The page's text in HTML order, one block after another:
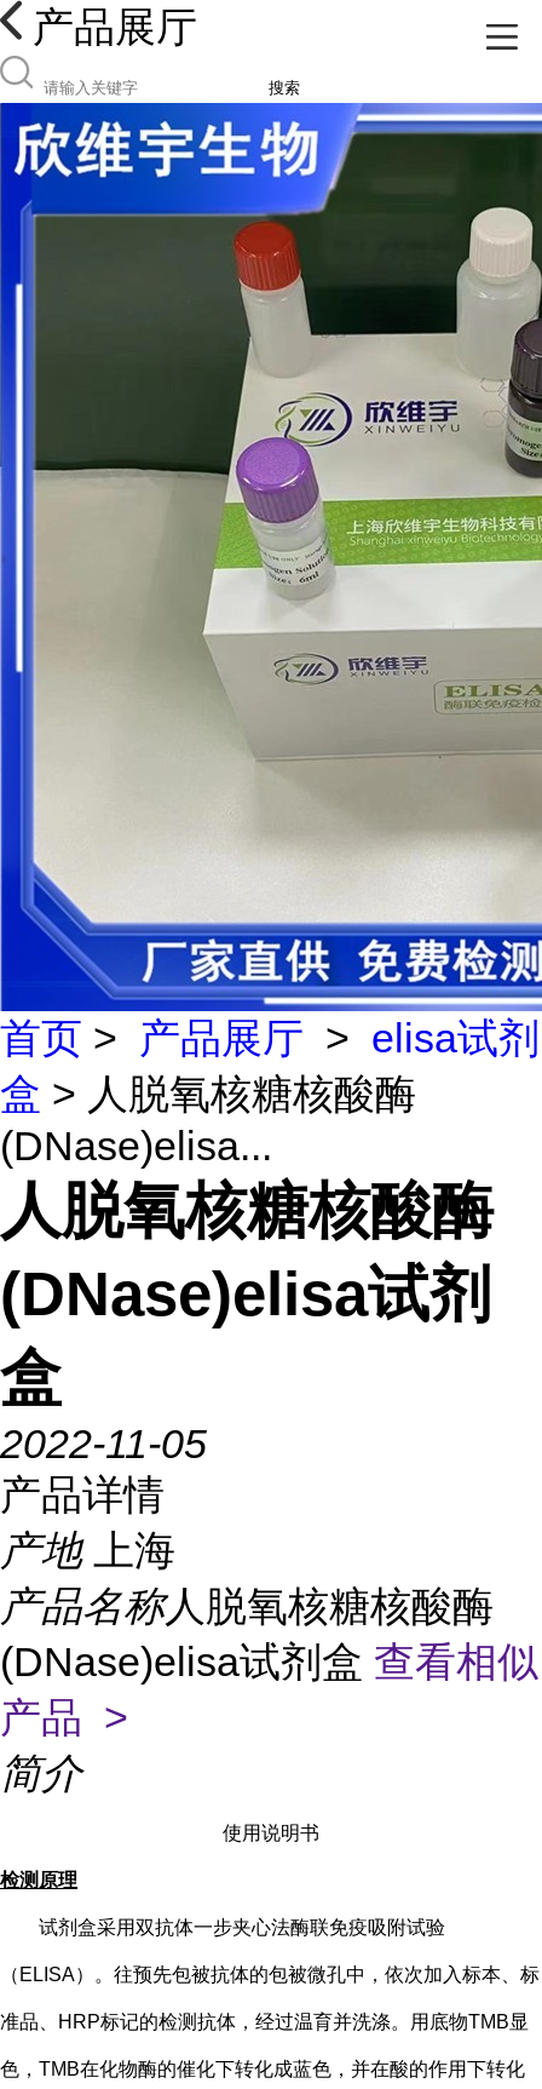
产品展厅
搜索
首页 > 产品展厅 > elisa试剂
盒 > 人脱氧核糖核酸酶
(DNase)elisa...
人脱氧核糖核酸酶
(DNase)elisa试剂
盒
2022-11-05
产品详情
产地
上海
产品名称人脱氧核糖核酸酶
(DNase)elisa试剂盒 查看相似
产品 >
简介
使用说明书
检测原理
试剂盒采用双抗体一步夹心法酶联免疫吸附试验
（ ELISA）。往预先包被抗体的包被微孔中，依次加入标本、标
准品、HRP标记的检测抗体，经过温育并洗涤。用底物TMB显
色，TMB在化物酶的催化下转化成蓝色，并在酸的作用下转化